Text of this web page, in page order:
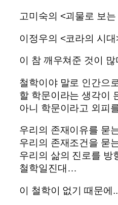
고미숙의 <괴물로 보
이정우의 <코라의 시대
이 참 깨우쳐준 것이 많
철학이야 말로 인간으
할 학문이라는 생각이
아니 학문이라고 외피
우리의 존재이유를 묻
우리의 존재조건을 묻
우리의 삶의 진로를 방
철학일진대…
이 철학이 없기 때문에..